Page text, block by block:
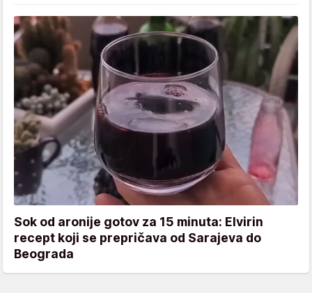
Sok od aronije gotov za 15 minuta: Elvirin
recept koji se prepričava od Sarajeva do
Beograda